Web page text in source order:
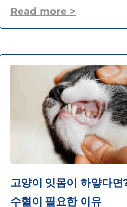
Read more >
고양이 잇몸이 하얗다면
수혈이 필요한 이유